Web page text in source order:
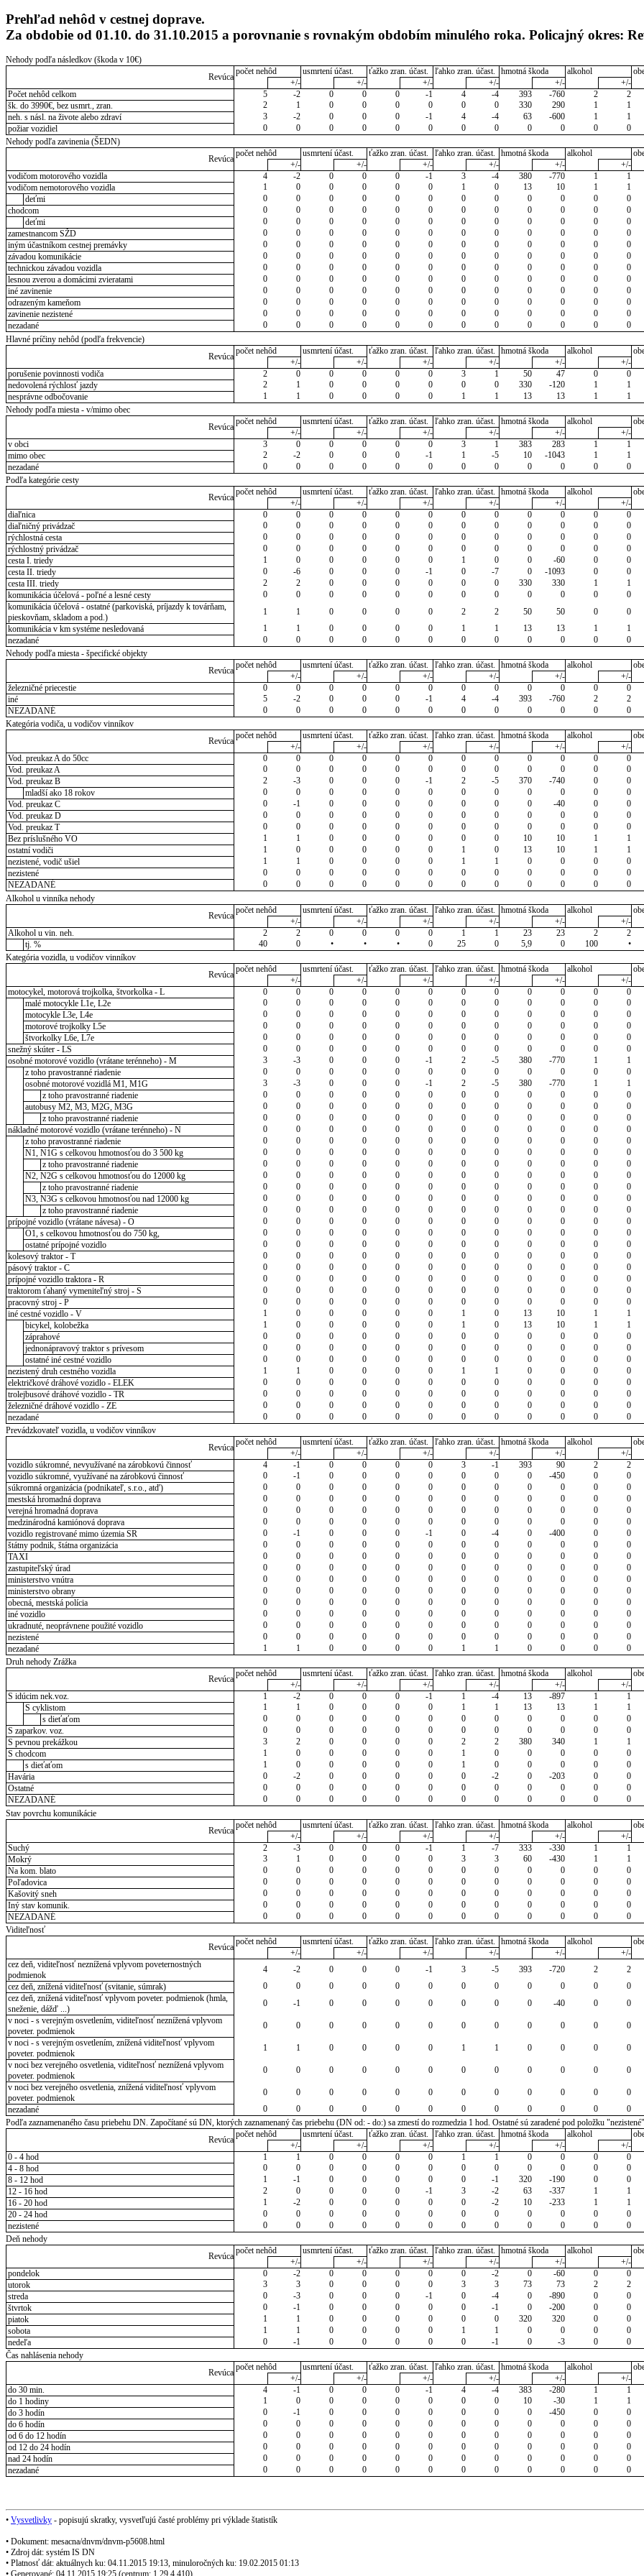
Prehľad nehôd v cestnej doprave.
Za obdobie od 01.10. do 31.10.2015 a porovnanie s rovnakým obdobím minulého roka. Policajný okres:
Nehody podľa následkov (škoda v 10€)
Revúca
počet nehôd usmrtení účast. ťažko zran. účast. ľahko zran. účast. hmotná škoda alkohol
+/-
+/- +/- +/- +/- +/-
Počet nehôd celkom
5 -2 0 0 0 -1 4 -4 393 -760 2 2
šk. do 3990€, bez usmrt., zran.
2 1 0 0 0 0 0 0 330 290 1 1
neh. s násl. na živote alebo zdraví
3 -2 0 0 0 -1 4 -4 63 -600 1 1
požiar vozidiel
0 0 0 0 0 0 0 0 0 0 0 0
Nehody podľa zavinenia (ŠEDN)
Revúca
počet nehôd usmrtení účast. ťažko zran. účast. ľahko zran. účast. hmotná škoda alkohol
+/-
+/- +/- +/- +/- +/-
vodičom motorového vozidla
4 -2 0 0 0 -1 3 -4 380 -770 1 1
vodičom nemotorového vozidla
1 0 0 0 0 0 1 0 13 10 1 1
deťmi
0 0 0 0 0 0 0 0 0 0 0 0
chodcom
0 0 0 0 0 0 0 0 0 0 0 0
deťmi
0 0 0 0 0 0 0 0 0 0 0 0
zamestnancom SŽD
0 0 0 0 0 0 0 0 0 0 0 0
iným účastníkom cestnej premávky
0 0 0 0 0 0 0 0 0 0 0 0
závadou komunikácie
0 0 0 0 0 0 0 0 0 0 0 0
technickou závadou vozidla
0 0 0 0 0 0 0 0 0 0 0 0
lesnou zverou a domácimi zvieratami
0 0 0 0 0 0 0 0 0 0 0 0
iné zavinenie
0 0 0 0 0 0 0 0 0 0 0 0
odrazeným kameňom
0 0 0 0 0 0 0 0 0 0 0 0
zavinenie nezistené
0 0 0 0 0 0 0 0 0 0 0 0
nezadané
0 0 0 0 0 0 0 0 0 0 0 0
Hlavné príčiny nehôd (podľa frekvencie)
Revúca
počet nehôd usmrtení účast. ťažko zran. účast. ľahko zran. účast. hmotná škoda alkohol
+/-
+/- +/- +/- +/- +/-
porušenie povinnosti vodiča
2 0 0 0 0 0 3 1 50 47 0 0
nedovolená rýchlosť jazdy
2 1 0 0 0 0 0 0 330 -120 1 1
nesprávne odbočovanie
1 1 0 0 0 0 1 1 13 13 1 1
Nehody podľa miesta - v/mimo obec
Revúca
počet nehôd usmrtení účast. ťažko zran. účast. ľahko zran. účast. hmotná škoda alkohol
+/-
+/- +/- +/- +/- +/-
v obci
3 0 0 0 0 0 3 1 383 283 1 1
mimo obec
2 -2 0 0 0 -1 1 -5 10 -1043 1 1
nezadané
0 0 0 0 0 0 0 0 0 0 0 0
Podľa kategórie cesty
Revúca
počet nehôd usmrtení účast. ťažko zran. účast. ľahko zran. účast. hmotná škoda alkohol
+/-
+/- +/- +/- +/- +/-
diaľnica
0 0 0 0 0 0 0 0 0 0 0 0
diaľničný privádzač
0 0 0 0 0 0 0 0 0 0 0 0
rýchlostná cesta
0 0 0 0 0 0 0 0 0 0 0 0
rýchlostný privádzač
0 0 0 0 0 0 0 0 0 0 0 0
cesta I. triedy
1 0 0 0 0 0 1 0 0 -60 0 0
cesta II. triedy
0 -6 0 0 0 -1 0 -7 0 -1093 0 0
cesta III. triedy
2 2 0 0 0 0 0 0 330 330 1 1
komunikácia účelová - poľné a lesné cesty
0 0 0 0 0 0 0 0 0 0 0 0
komunikácia účelová - ostatné (parkoviská, príjazdy k továrňam,
pieskovňam, skladom a pod.)
1 1 0 0 0 0 2 2 50 50 0 0
komunikácia v km systéme nesledovaná
1 1 0 0 0 0 1 1 13 13 1 1
nezadané
0 0 0 0 0 0 0 0 0 0 0 0
Nehody podľa miesta - špecifické objekty
Revúca
počet nehôd usmrtení účast. ťažko zran. účast. ľahko zran. účast. hmotná škoda alkohol
+/-
+/- +/- +/- +/- +/-
železničné priecestie
0 0 0 0 0 0 0 0 0 0 0 0
iné
5 -2 0 0 0 -1 4 -4 393 -760 2 2
NEZADANÉ
0 0 0 0 0 0 0 0 0 0 0 0
Kategória vodiča, u vodičov vinníkov
Revúca
počet nehôd usmrtení účast. ťažko zran. účast. ľahko zran. účast. hmotná škoda alkohol
+/-
+/- +/- +/- +/- +/-
Vod. preukaz A do 50cc
0 0 0 0 0 0 0 0 0 0 0 0
Vod. preukaz A
0 0 0 0 0 0 0 0 0 0 0 0
Vod. preukaz B
2 -3 0 0 0 -1 2 -5 370 -740 0 0
mladší ako 18 rokov
0 0 0 0 0 0 0 0 0 0 0 0
Vod. preukaz C
0 -1 0 0 0 0 0 0 0 -40 0 0
Vod. preukaz D
0 0 0 0 0 0 0 0 0 0 0 0
Vod. preukaz T
0 0 0 0 0 0 0 0 0 0 0 0
Bez príslušného VO
1 1 0 0 0 0 0 0 10 10 1 1
ostatní vodiči
1 0 0 0 0 0 1 0 13 10 1 1
nezistené, vodič ušiel
1 1 0 0 0 0 1 1 0 0 0 0
nezistené
0 0 0 0 0 0 0 0 0 0 0 0
NEZADANÉ
0 0 0 0 0 0 0 0 0 0 0 0
Alkohol u vinníka nehody
Revúca
počet nehôd usmrtení účast. ťažko zran. účast. ľahko zran. účast. hmotná škoda alkohol
+/-
+/- +/- +/- +/- +/-
Alkohol u vin. neh.
2 2 0 0 0 0 1 1 23 23 2 2
tj. %
40 0 • • • 0 25 0 5,9 0 100 •
Kategória vozidla, u vodičov vinníkov
Revúca
počet nehôd usmrtení účast. ťažko zran. účast. ľahko zran. účast. hmotná škoda alkohol
+/-
+/- +/- +/- +/- +/-
motocykel, motorová trojkolka, štvorkolka - L
0 0 0 0 0 0 0 0 0 0 0 0
malé motocykle L1e, L2e
0 0 0 0 0 0 0 0 0 0 0 0
motocykle L3e, L4e
0 0 0 0 0 0 0 0 0 0 0 0
motorové trojkolky L5e
0 0 0 0 0 0 0 0 0 0 0 0
štvorkolky L6e, L7e
0 0 0 0 0 0 0 0 0 0 0 0
snežný skúter - LS
0 0 0 0 0 0 0 0 0 0 0 0
osobné motorové vozidlo (vrátane terénneho) - M
3 -3 0 0 0 -1 2 -5 380 -770 1 1
z toho pravostranné riadenie
0 0 0 0 0 0 0 0 0 0 0 0
osobné motorové vozidlá M1, M1G
3 -3 0 0 0 -1 2 -5 380 -770 1 1
z toho pravostranné riadenie
0 0 0 0 0 0 0 0 0 0 0 0
autobusy M2, M3, M2G, M3G
0 0 0 0 0 0 0 0 0 0 0 0
z toho pravostranné riadenie
0 0 0 0 0 0 0 0 0 0 0 0
nákladné motorové vozidlo (vrátane terénneho) - N
0 0 0 0 0 0 0 0 0 0 0 0
z toho pravostranné riadenie
0 0 0 0 0 0 0 0 0 0 0 0
N1, N1G s celkovou hmotnosťou do 3 500 kg
0 0 0 0 0 0 0 0 0 0 0 0
z toho pravostranné riadenie
0 0 0 0 0 0 0 0 0 0 0 0
N2, N2G s celkovou hmotnosťou do 12000 kg
0 0 0 0 0 0 0 0 0 0 0 0
z toho pravostranné riadenie
0 0 0 0 0 0 0 0 0 0 0 0
N3, N3G s celkovou hmotnosťou nad 12000 kg
0 0 0 0 0 0 0 0 0 0 0 0
z toho pravostranné riadenie
0 0 0 0 0 0 0 0 0 0 0 0
prípojné vozidlo (vrátane návesa) - O
0 0 0 0 0 0 0 0 0 0 0 0
O1, s celkovou hmotnosťou do 750 kg,
0 0 0 0 0 0 0 0 0 0 0 0
ostatné prípojné vozidlo
0 0 0 0 0 0 0 0 0 0 0 0
kolesový traktor - T
0 0 0 0 0 0 0 0 0 0 0 0
pásový traktor - C
0 0 0 0 0 0 0 0 0 0 0 0
prípojné vozidlo traktora - R
0 0 0 0 0 0 0 0 0 0 0 0
traktorom ťahaný vymeniteľný stroj - S
0 0 0 0 0 0 0 0 0 0 0 0
pracovný stroj - P
0 0 0 0 0 0 0 0 0 0 0 0
iné cestné vozidlo - V
1 0 0 0 0 0 1 0 13 10 1 1
bicykel, kolobežka
1 0 0 0 0 0 1 0 13 10 1 1
záprahové
0 0 0 0 0 0 0 0 0 0 0 0
jednonápravový traktor s prívesom
0 0 0 0 0 0 0 0 0 0 0 0
ostatné iné cestné vozidlo
0 0 0 0 0 0 0 0 0 0 0 0
nezistený druh cestného vozidla
1 1 0 0 0 0 1 1 0 0 0 0
električkové dráhové vozidlo - ELEK
0 0 0 0 0 0 0 0 0 0 0 0
trolejbusové dráhové vozidlo - TR
0 0 0 0 0 0 0 0 0 0 0 0
železničné dráhové vozidlo - ZE
0 0 0 0 0 0 0 0 0 0 0 0
nezadané
0 0 0 0 0 0 0 0 0 0 0 0
Prevádzkovateľ vozidla, u vodičov vinníkov
Revúca
počet nehôd usmrtení účast. ťažko zran. účast. ľahko zran. účast. hmotná škoda alkohol
+/-
+/- +/- +/- +/- +/-
vozidlo súkromné, nevyužívané na zárobkovú činnosť
4 -1 0 0 0 0 3 -1 393 90 2 2
vozidlo súkromné, využívané na zárobkovú činnosť
0 -1 0 0 0 0 0 0 0 -450 0 0
súkromná organizácia (podnikateľ, s.r.o., atď)
0 0 0 0 0 0 0 0 0 0 0 0
mestská hromadná doprava
0 0 0 0 0 0 0 0 0 0 0 0
verejná hromadná doprava
0 0 0 0 0 0 0 0 0 0 0 0
medzinárodná kamiónová doprava
0 0 0 0 0 0 0 0 0 0 0 0
vozidlo registrované mimo územia SR
0 -1 0 0 0 -1 0 -4 0 -400 0 0
štátny podnik, štátna organizácia
0 0 0 0 0 0 0 0 0 0 0 0
TAXI
0 0 0 0 0 0 0 0 0 0 0 0
zastupiteľský úrad
0 0 0 0 0 0 0 0 0 0 0 0
ministerstvo vnútra
0 0 0 0 0 0 0 0 0 0 0 0
ministerstvo obrany
0 0 0 0 0 0 0 0 0 0 0 0
obecná, mestská polícia
0 0 0 0 0 0 0 0 0 0 0 0
iné vozidlo
0 0 0 0 0 0 0 0 0 0 0 0
ukradnuté, neoprávnene použité vozidlo
0 0 0 0 0 0 0 0 0 0 0 0
nezistené
0 0 0 0 0 0 0 0 0 0 0 0
nezadané
1 1 0 0 0 0 1 1 0 0 0 0
Druh nehody Zrážka
Revúca
počet nehôd usmrtení účast. ťažko zran. účast. ľahko zran. účast. hmotná škoda alkohol
+/-
+/- +/- +/- +/- +/-
S idúcim nek.voz.
1 -2 0 0 0 -1 1 -4 13 -897 1 1
S cyklistom
1 1 0 0 0 0 1 1 13 13 1 1
s dieťaťom
0 0 0 0 0 0 0 0 0 0 0 0
S zaparkov. voz.
0 0 0 0 0 0 0 0 0 0 0 0
S pevnou prekážkou
3 2 0 0 0 0 2 2 380 340 1 1
S chodcom
1 0 0 0 0 0 1 0 0 0 0 0
s dieťaťom
1 0 0 0 0 0 1 0 0 0 0 0
Havária
0 -2 0 0 0 0 0 -2 0 -203 0 0
Ostatné
0 0 0 0 0 0 0 0 0 0 0 0
NEZADANÉ
0 0 0 0 0 0 0 0 0 0 0 0
Stav povrchu komunikácie
Revúca
počet nehôd usmrtení účast. ťažko zran. účast. ľahko zran. účast. hmotná škoda alkohol
+/-
+/- +/- +/- +/- +/-
Suchý
2 -3 0 0 0 -1 1 -7 333 -330 1 1
Mokrý
3 1 0 0 0 0 3 3 60 -430 1 1
Na kom. blato
0 0 0 0 0 0 0 0 0 0 0 0
Poľadovica
0 0 0 0 0 0 0 0 0 0 0 0
Kašovitý sneh
0 0 0 0 0 0 0 0 0 0 0 0
Iný stav komunik.
0 0 0 0 0 0 0 0 0 0 0 0
NEZADANÉ
0 0 0 0 0 0 0 0 0 0 0 0
Viditeľnosť
Revúca
počet nehôd usmrtení účast. ťažko zran. účast. ľahko zran. účast. hmotná škoda alkohol
+/-
+/- +/- +/- +/- +/-
cez deň, viditeľnosť neznížená vplyvom poveternostných
podmienok
4 -2 0 0 0 -1 3 -5 393 -720 2 2
cez deň, znížená viditeľnosť (svitanie, súmrak)
0 0 0 0 0 0 0 0 0 0 0 0
cez deň, znížená viditeľnosť vplyvom poveter. podmienok (hmla,
sneženie, dážď ...)
0 -1 0 0 0 0 0 0 0 -40 0 0
v noci - s verejným osvetlením, viditeľnosť neznížená vplyvom
poveter. podmienok
0 0 0 0 0 0 0 0 0 0 0 0
v noci - s verejným osvetlením, znížená viditeľnosť vplyvom
poveter. podmienok
1 1 0 0 0 0 1 1 0 0 0 0
v noci bez verejného osvetlenia, viditeľnosť neznížená vplyvom
poveter. podmienok
0 0 0 0 0 0 0 0 0 0 0 0
v noci bez verejného osvetlenia, znížená viditeľnosť vplyvom
poveter. podmienok
0 0 0 0 0 0 0 0 0 0 0 0
nezadané
0 0 0 0 0 0 0 0 0 0 0 0
Podľa zaznamenaného času priebehu DN. Započítané sú DN, ktorých zaznamenaný čas priebehu (DN od: - do:) sa zmestí do rozmedzia 1 hod. Ostatné sú zaradené pod položku "nezistené"
Revúca
počet nehôd usmrtení účast. ťažko zran. účast. ľahko zran. účast. hmotná škoda alkohol
+/-
+/- +/- +/- +/- +/-
0 - 4 hod
1 1 0 0 0 0 1 1 0 0 0 0
4 - 8 hod
0 0 0 0 0 0 0 0 0 0 0 0
8 - 12 hod
1 -1 0 0 0 0 0 -1 320 -190 0 0
12 - 16 hod
2 0 0 0 0 -1 3 -2 63 -337 1 1
16 - 20 hod
1 -2 0 0 0 0 0 -2 10 -233 1 1
20 - 24 hod
0 0 0 0 0 0 0 0 0 0 0 0
nezistené
0 0 0 0 0 0 0 0 0 0 0 0
Deň nehody
Revúca
počet nehôd usmrtení účast. ťažko zran. účast. ľahko zran. účast. hmotná škoda alkohol
+/-
+/- +/- +/- +/- +/-
pondelok
0 -2 0 0 0 0 0 -2 0 -60 0 0
utorok
3 3 0 0 0 0 3 3 73 73 2 2
streda
0 -3 0 0 0 -1 0 -4 0 -890 0 0
štvrtok
0 -1 0 0 0 0 0 -1 0 -200 0 0
piatok
1 1 0 0 0 0 0 0 320 320 0 0
sobota
1 1 0 0 0 0 1 1 0 0 0 0
nedeľa
0 -1 0 0 0 0 0 -1 0 -3 0 0
Čas nahlásenia nehody
Revúca
počet nehôd usmrtení účast. ťažko zran. účast. ľahko zran. účast. hmotná škoda alkohol
+/-
+/- +/- +/- +/- +/-
do 30 min.
4 -1 0 0 0 -1 4 -4 383 -280 1 1
do 1 hodiny
1 0 0 0 0 0 0 0 10 -30 1 1
do 3 hodín
0 -1 0 0 0 0 0 0 0 -450 0 0
do 6 hodín
0 0 0 0 0 0 0 0 0 0 0 0
od 6 do 12 hodín
0 0 0 0 0 0 0 0 0 0 0 0
od 12 do 24 hodín
0 0 0 0 0 0 0 0 0 0 0 0
nad 24 hodín
0 0 0 0 0 0 0 0 0 0 0 0
nezadané
0 0 0 0 0 0 0 0 0 0 0 0
• Vysvetlivky - popisujú skratky, vysvetľujú časté problémy pri výklade štatistík
• Dokument: mesacna/dnvm/dnvm-p5608.html
• Zdroj dát: systém IS DN
• Platnosť dát: aktuálnych ku: 04.11.2015 19:13, minuloročných ku: 19.02.2015 01:13
• Generované: 04.11.2015 19:25 (centrum: 1.29.4.410)